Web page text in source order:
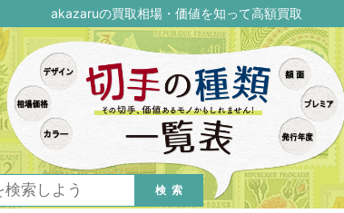
akazaruの買取相場・価値を知って高額買取
検索